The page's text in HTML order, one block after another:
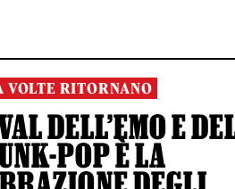
VOLTE RITORNANO
DELL’EMO E
POP È LA